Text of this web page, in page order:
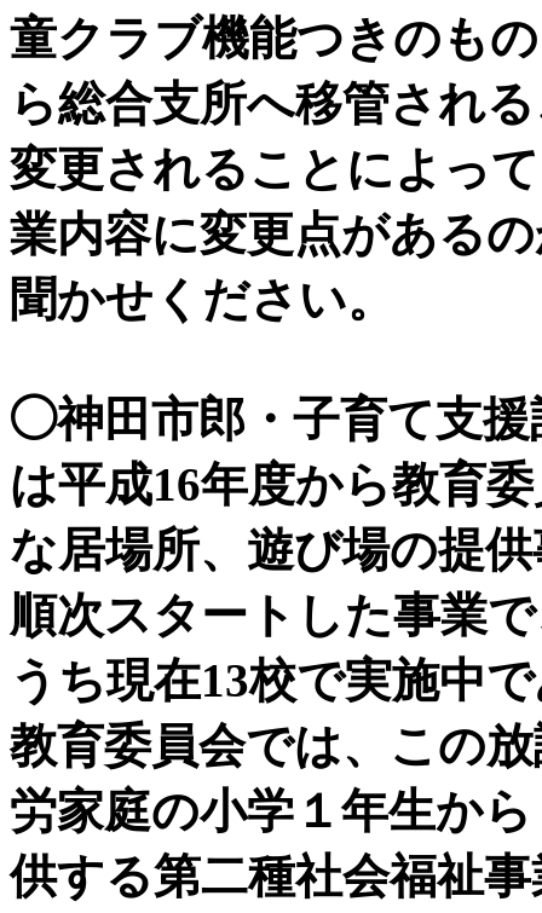
童クラブ機能つきのも
ら総合支所へ移管され
変更されることによっ
業内容に変更点がある
聞かせください。
◯神田市郎・子育て支
は平成16年度から教育
な居場所、遊び場の提
順次スタートした事業
うち現在13校で実施中
教育委員会では、この
労家庭の小学１年生か
供する第二種社会福祉